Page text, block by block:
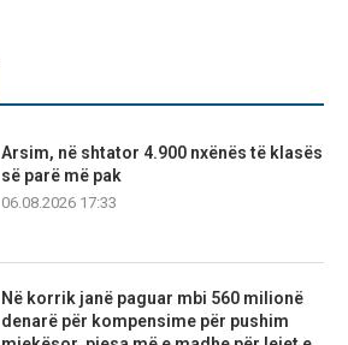
Arsim, në shtator 4.900 nxënës të klasës
së parë më pak
06.08.2026 17:33
Në korrik janë paguar mbi 560 milionë
denarë për kompensime për pushim